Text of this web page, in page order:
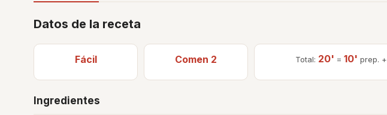
Datos de la receta
Fácil Comen 2 Total: 20' = 10' prep. +
Ingredientes